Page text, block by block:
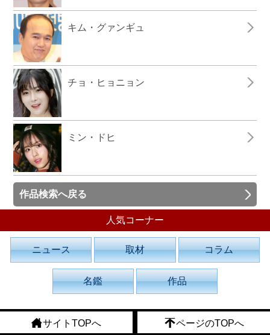
キム・グァンギュ
チョ・ヒョニョン
ミン・ドヒ
作品検索へ戻る
人気コーナー
ニュース 取材 コラム
名鑑 作品
サイトTOPへ ページのTOPへ